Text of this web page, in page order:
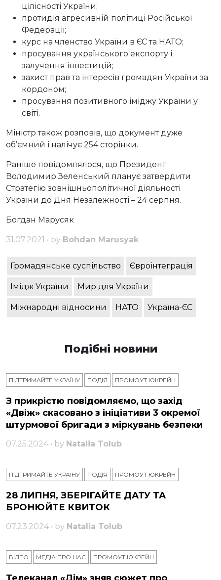
цілісності України;
протидія агресивній політиці Російської
Федерації;
курс на членство України в ЄС та НАТО;
просування українського експорту і
залучення інвестицій;
захист прав та інтересів громадян України за
кордоном;
просування позитивного іміджу України у
світі.
Міністр також розповів, що документ дуже
об’ємний і налічує 254 сторінки.
Раніше повідомлялося, що Президент
Володимир Зеленський планує затвердити
Стратегію зовнішньополітичної діяльності
України до Дня Незалежності – 24 серпня.
Богдан Марусяк
31.07.2021 • by Bohdan Marusyak
Громадянське суспільство Євроінтеграція
Імідж України Мир для України
Міжнародні відносини НАТО Україна-ЄС
Подібні новини
ПІДТРИМАЙТЕ УКРАЇНУ ПОДІЯ ПРОМОУТ ЮКРЕЙН
З прикрістю повідомляємо, що захід
«Двіж» скасовано з ініціативи 3 окремої
штурмової бригади з міркувань безпеки
07.25.2024 • by Natalia Tolub
ПІДТРИМАЙТЕ УКРАЇНУ ПОДІЯ ПРОМОУТ ЮКРЕЙН
28 ЛИПНЯ, ЗБЕРІГАЙТЕ ДАТУ ТА
БРОНЮЙТЕ КВИТОК
07.23.2024 • by Natalia Tolub
ВІДЕО МЕДІА ПРО НАС ПРОМОУТ ЮКРЕЙН